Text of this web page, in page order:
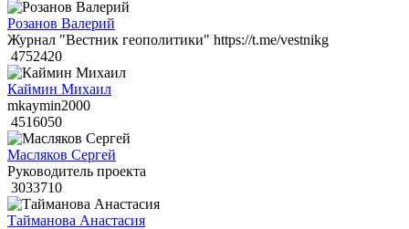
Розанов Валерий
Журнал "Вестник геополитики" https://t.me/vestnikg
4752420
Каймин Михаил
mkaymin2000
4516050
Масляков Сергей
Руководитель проекта
3033710
Тайманова Анастасия